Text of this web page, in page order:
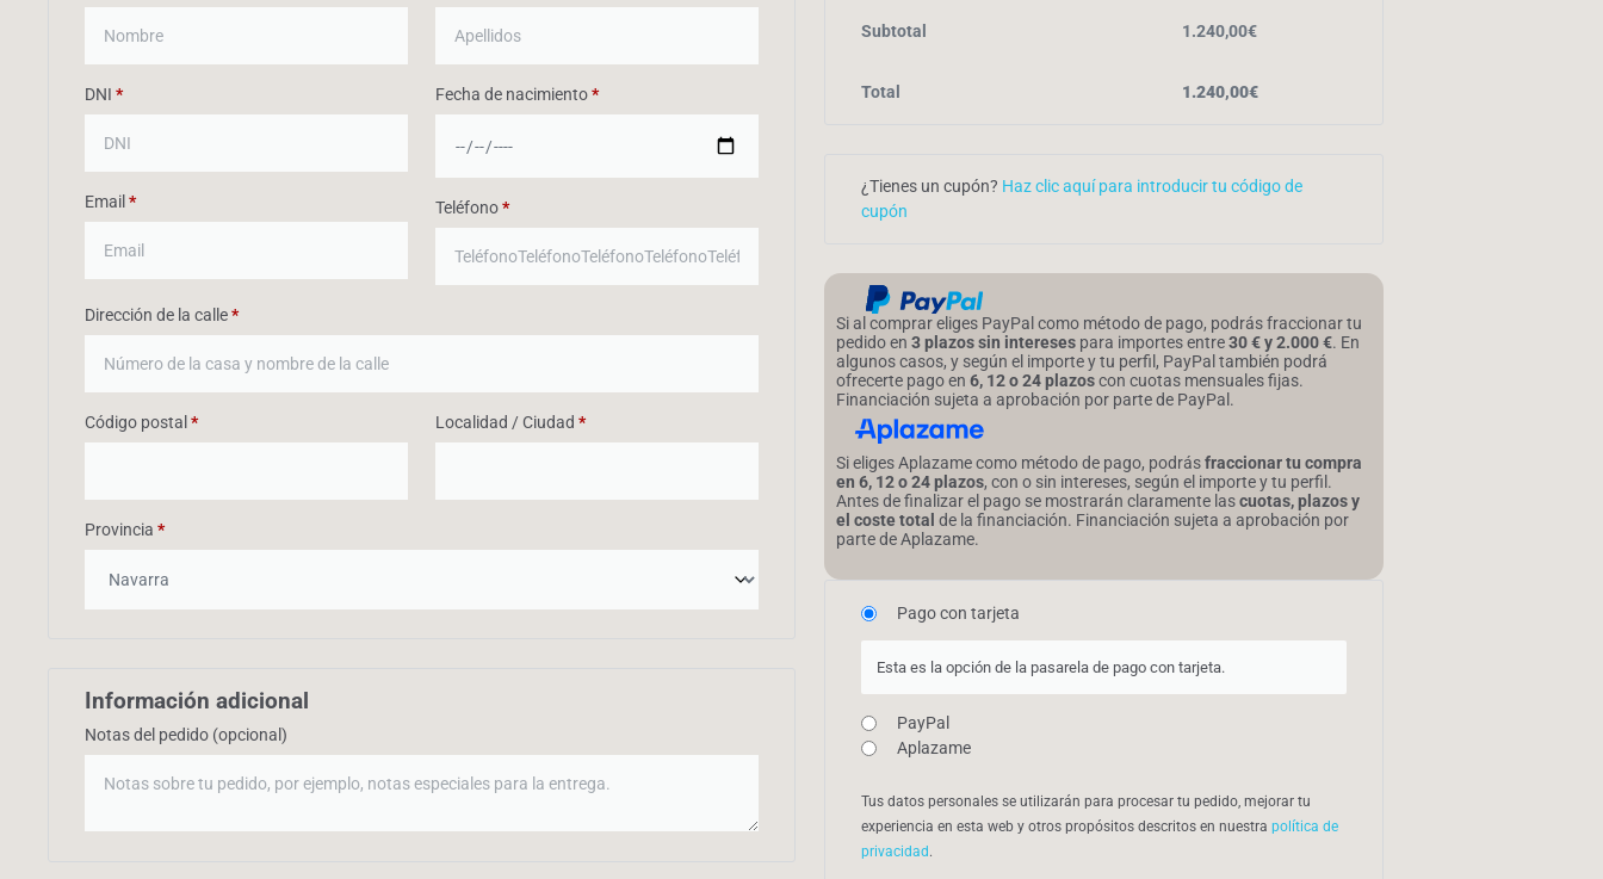
DNI * Fecha de nacimiento*
Email * Teléfono*
Dirección de la calle*
Código postal * Localidad / Ciudad *
Provincia *
Información adicional
Notas del pedido (opcional)
Subtotal 1.240,00€
Total 1.240,00€
¿Tienes un cupón? Haz clic aquí para introducir tu código de
cupón
Si al comprar eliges PayPal como método de pago, podrás fraccionar tu
pedido en3 plazos sin intereses para importes entre30 € y 2.000 €. En
algunos casos, y según el importe y tu perfil, PayPal también podrá
ofrecerte pago en6, 12 o 24 plazoscon cuotas mensuales fijas.
Financiación sujeta a aprobación por parte de PayPal.
Si eliges Aplazame como método de pago, podrásfraccionar tu compra
en 6, 12 o 24 plazos, con o sin intereses, según el importe y tu perfil.
Antes de finalizar el pago se mostrarán claramente lascuotas, plazos y
el coste total de la financiación. Financiación sujeta a aprobación por
parte de Aplazame.
Pago con tarjeta
Esta es la opción de la pasarela de pago con tarjeta.
PayPal
Aplazame
Tus datos personales se utilizarán para procesar tu pedido, mejorar tu
experiencia en esta web y otros propósitos descritos en nuestrapolítica de
privacidad.